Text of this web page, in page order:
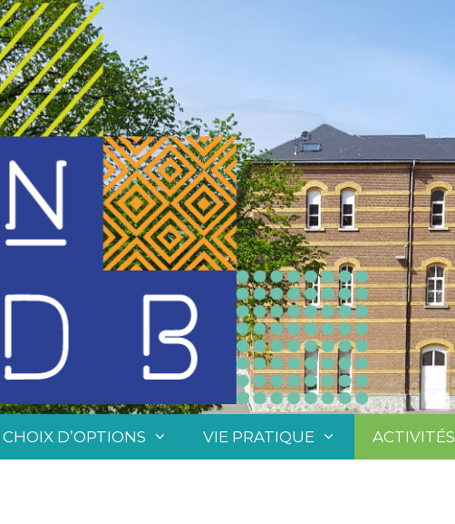
CHOIX D’OPTIONS VIE PRATIQUE ACTIVITÉS